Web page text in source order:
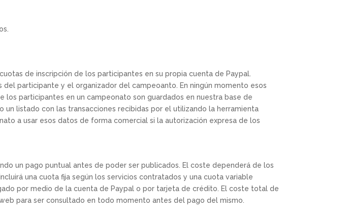
de inscripción de los participantes en su propia cuenta de Paypal.
participante y el organizador del campeoanto. En ningún momento esos
participantes en un campeonato son guardados en nuestra base de
listado con las transacciones recibidas por el utilizando la herramienta
a usar esos datos de forma comercial si la autorización expresa de los
un pago puntual antes de poder ser publicados. El coste dependerá de los
una cuota fija según los servicios contratados y una cuota variable
por medio de la cuenta de Paypal o por tarjeta de crédito. El coste total de
para ser consultado en todo momento antes del pago del mismo.